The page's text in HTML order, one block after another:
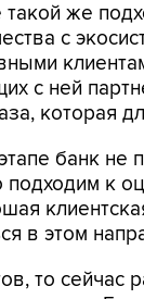
же
с
с ней
которая
банк не
к
в этом
то